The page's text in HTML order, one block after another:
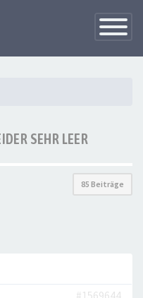
SEHR LEER
85 Beiträge